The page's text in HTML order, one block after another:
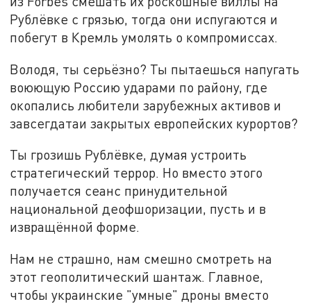
Рублёвке с грязью, тогда они испугаются и
побегут в Кремль умолять о компромиссах.
Володя, ты серьёзно? Ты пытаешься напугать
воюющую Россию ударами по району, где
окопались любители зарубежных активов и
завсегдатаи закрытых европейских курортов?
Ты грозишь Рублёвке, думая устроить
стратегический террор. Но вместо этого
получается сеанс принудительной
национальной деофшоризации, пусть и в
извращённой форме.
Нам не страшно, нам смешно смотреть на
этот геополитический шантаж. Главное,
чтобы украинские "умные" дроны вместо